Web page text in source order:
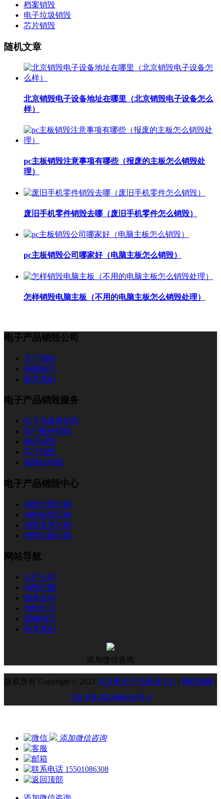
档案销毁
电子垃圾销毁
芯片销毁
随机文章
北京销毁电子设备地址在哪里（北京销毁电子设备怎么
样）
pc主板销毁注意事项有哪些（报废的主板怎么销毁处
理）
废旧手机零件销毁去哪（废旧手机零件怎么销毁）
pc主板销毁公司哪家好（电脑主板怎么销毁）
怎样销毁电脑主板（不用的电脑主板怎么销毁处理）
电子产品销毁公司
关于我们
新闻动态
联系我们
电子产品销毁服务
电子元器件销毁
电子配件销毁
硬盘销毁
芯片销毁
线路板销毁
电子产品销毁中心
销毁合同示例
销毁证明示例
销毁发票示例
销毁录像示例
网站导航
公司介绍
销毁范围
服务流程
销毁方式
新闻动态
联系我们
添加微信咨询
版权所有 Copyright © 2023 北京电子产品销毁中心 | 网站地图 |
京ICP备2022000256号-5
添加微信咨询
15501086308